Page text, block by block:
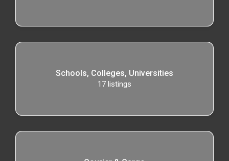
Schools, Colleges, Universities
17 listings